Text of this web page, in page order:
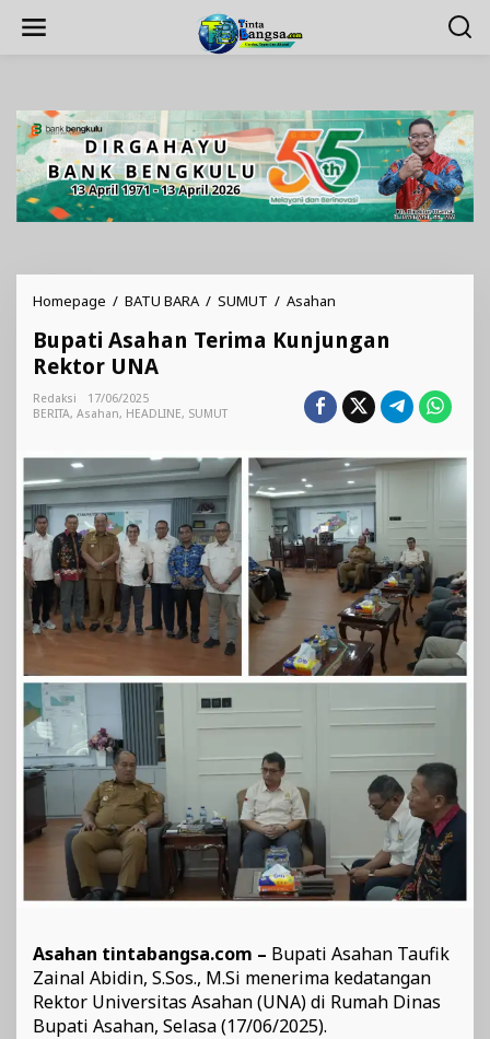
Homepage / BATU BARA / SUMUT / Asahan
Terima
Kunjungan
UNA
Bupati Asahan Terima Kunjungan
Rektor UNA
Redaksi
17/06/2025
BERITA, Asahan, HEADLINE, SUMUT
Asahan tintabangsa.com – Bupati Asahan Taufik
Zainal Abidin, S.Sos., M.Si menerima kedatangan
Rektor Universitas Asahan (UNA) di Rumah Dinas
Bupati Asahan, Selasa (17/06/2025).